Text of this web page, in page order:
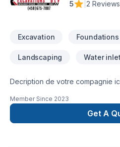
5
2 Reviews
Excavation
Landscaping Water inlet
Decription de votre compagnie
Member Since 2023
Get A